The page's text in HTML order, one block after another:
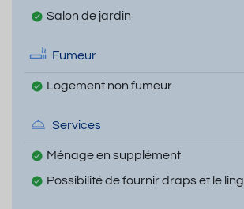
Salon de jardin
Fumeur
Logement non fumeur
Services
Ménage en supplément
Possibilité de fournir draps et le